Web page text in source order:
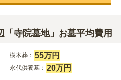
「寺院墓地」お墓平均費用
樹木葬： 55万円
永代供養墓： 20万円